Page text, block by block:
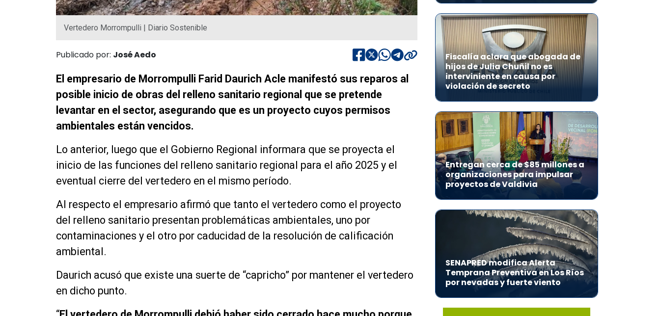
Vertedero Morrompulli | Diario Sostenible
Publicado por: José Aedo
El empresario de Morrompulli Farid Daurich Acle manifestó sus reparos al
posible inicio de obras del relleno sanitario regional que se pretende
levantar en el sector, asegurando que es un proyecto cuyos permisos
ambientales están vencidos.
Lo anterior, luego que el Gobierno Regional informara que se proyecta el
inicio de las funciones del relleno sanitario regional para el año 2025 y el
eventual cierre del vertedero en el mismo período.
Al respecto el empresario afirmó que tanto el vertedero como el proyecto
del relleno sanitario presentan problemáticas ambientales, uno por
contaminaciones y el otro por caducidad de la resolución de calificación
ambiental.
Daurich acusó que existe una suerte de “capricho” por mantener el vertedero
en dicho punto.
Fiscalía aclara que abogada de
hijos de Julia Chuñil no es
interviniente en causa por
violación de secreto
Entregan cerca de $85 millones a
organizaciones para impulsar
proyectos de Valdivia
SENAPRED modifica Alerta
Temprana Preventiva en Los Ríos
por nevadas y fuerte viento